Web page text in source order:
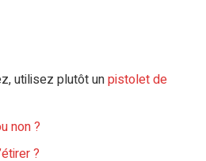
utilisez plutôt unpistolet de
non ?
?